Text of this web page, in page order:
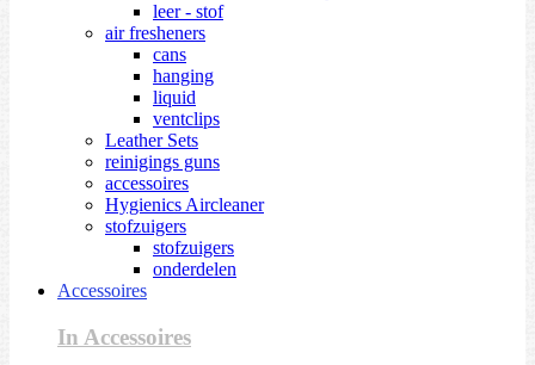
leer - stof
air fresheners
cans
hanging
liquid
ventclips
Leather Sets
reinigings guns
accessoires
Hygienics Aircleaner
stofzuigers
stofzuigers
onderdelen
Accessoires
In Accessoires